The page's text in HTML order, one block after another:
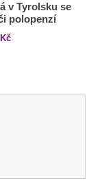
v Tyrolsku se
polopenzí
Kč